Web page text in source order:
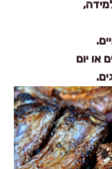
או יום